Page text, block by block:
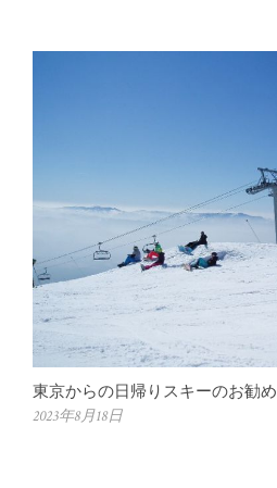
東京からの日帰りスキーのお勧め
2023年8月18日